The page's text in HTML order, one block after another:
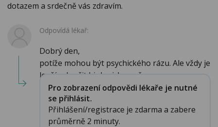
dotazem a srdečně vás zdravím.
Odpovídá lékař:
Dobrý den,
potíže mohou být psychického rázu. Ale vždy je
lepší vyloučit biologickou př...
Pro zobrazení odpovědi lékaře je nutné
se přihlásit.
Přihlášení/registrace je zdarma a zabere
průměrně 2 minuty.